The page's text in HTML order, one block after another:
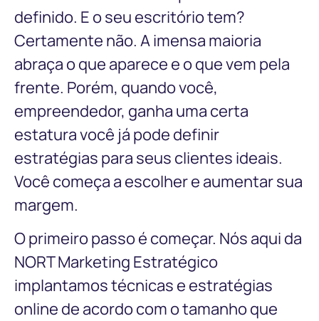
definido. E o seu escritório tem?
Certamente não. A imensa maioria
abraça o que aparece e o que vem pela
frente. Porém, quando você,
empreendedor, ganha uma certa
estatura você já pode definir
estratégias para seus clientes ideais.
Você começa a escolher e aumentar sua
margem.
O primeiro passo é começar. Nós aqui da
NORT Marketing Estratégico
implantamos técnicas e estratégias
online de acordo com o tamanho que